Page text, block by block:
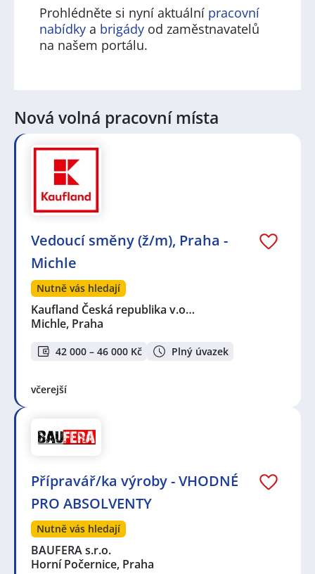
Prohlédněte si nyní aktuální pracovní
nabídky a brigády od zaměstnavatelů
na našem portálu.
Nová volná pracovní místa
Vedoucí směny (ž/m), Praha -
Michle
Nutně vás hledají
Kaufland Česká republika v.o…
Michle, Praha
42 000 – 46 000 Kč Plný úvazek
včerejší
Přípravář/ka výroby - VHODNÉ
PRO ABSOLVENTY
Nutně vás hledají
BAUFERA s.r.o.
Horní Počernice, Praha